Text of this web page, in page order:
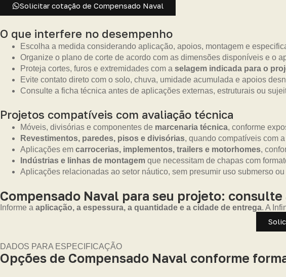
Solicitar cotação de Compensado Naval
O que interfere no desempenho
Escolha a medida considerando aplicação, apoios, montagem e
Organize o plano de corte de acordo com as dimensões disponíveis e o
Proteja cortes, furos e extremidades com a selagem indicada para o
Evite contato direto com o solo, chuva, umidade acumulada e apoios
Consulte a ficha técnica antes de aplicações externas, estruturais ou
Projetos compatíveis com avaliação técnica
Móveis, divisórias e componentes de marcenaria técnica, conforme
Revestimentos, paredes, pisos e divisórias, quando compatíveis com
Aplicações em carrocerias, implementos, trailers e motorhomes,
Indústrias e linhas de montagem que necessitam de chapas com
Aplicações relacionadas ao setor náutico, sem presumir uso submerso
Compensado Naval para seu projeto: consulte
Informe a aplicação, a espessura, a quantidade e a cidade de entrega. A
DADOS PARA ESPECIFICAÇÃO
Opções de Compensado Naval conforme